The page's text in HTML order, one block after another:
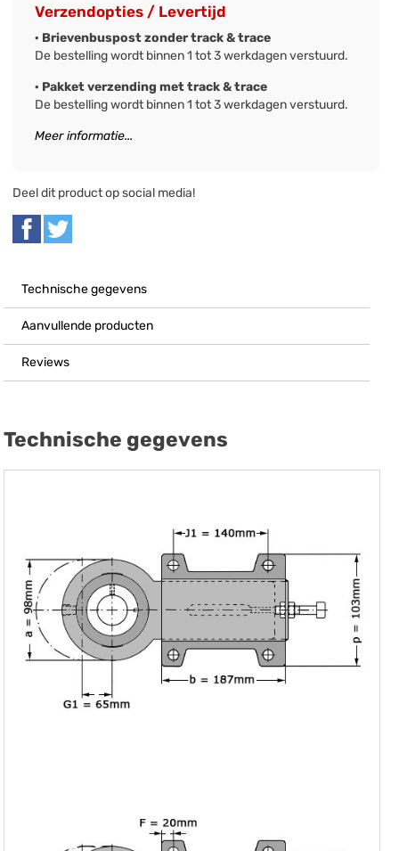
Verzendopties / Levertijd
· Brievenbuspost zonder track & trace
De bestelling wordt binnen 1 tot 3 werkdagen verstuurd.
· Pakket verzending met track & trace
De bestelling wordt binnen 1 tot 3 werkdagen verstuurd.
Meer informatie...
Deel dit product op social media!
Technische gegevens
Aanvullende producten
Reviews
Technische gegevens